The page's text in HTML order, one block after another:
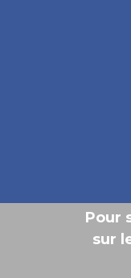
Pour
sur